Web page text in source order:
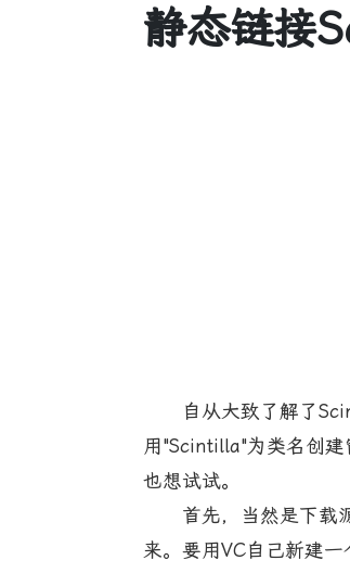
静态链接
自从大致了解了
用"Scintilla"为类名创
也想试试。
首先，当然是下载源
来。要用VC自己新建